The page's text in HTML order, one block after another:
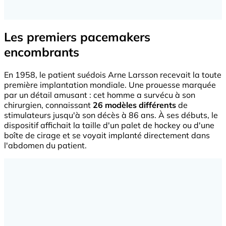
Les premiers pacemakers
encombrants
En 1958, le patient suédois Arne Larsson recevait la toute
première implantation mondiale. Une prouesse marquée
par un détail amusant : cet homme a survécu à son
chirurgien, connaissant 26 modèles différents de
stimulateurs jusqu'à son décès à 86 ans. À ses débuts, le
dispositif affichait la taille d'un palet de hockey ou d'une
boîte de cirage et se voyait implanté directement dans
l'abdomen du patient.